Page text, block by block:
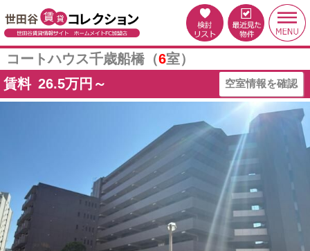
コートハウス千歳船橋（6室）
賃料 26.5万円～ 空室情報を確認